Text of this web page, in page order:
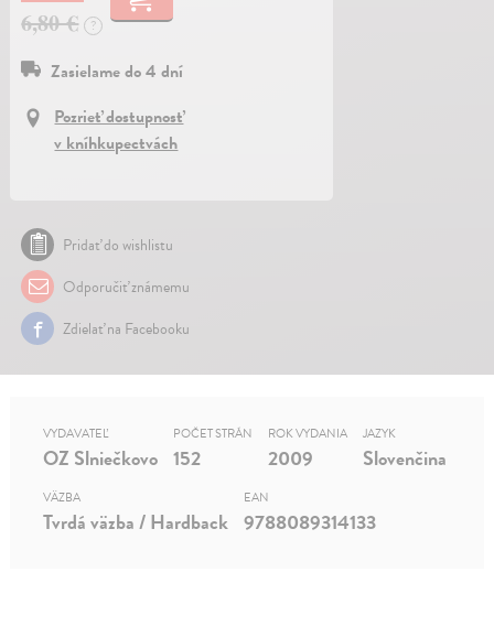
6,80 €
?
Zasielame do 4 dní
Pozrieť dostupnosť
v kníhkupectvách
Pridať do wishlistu
Odporučiť známemu
Zdielať na Facebooku
VYDAVATEĽ
OZ Slniečkovo
POČET STRÁN
152
ROK VYDANIA
2009
JAZYK
Slovenčina
VÄZBA
Tvrdá väzba / Hardback
EAN
9788089314133